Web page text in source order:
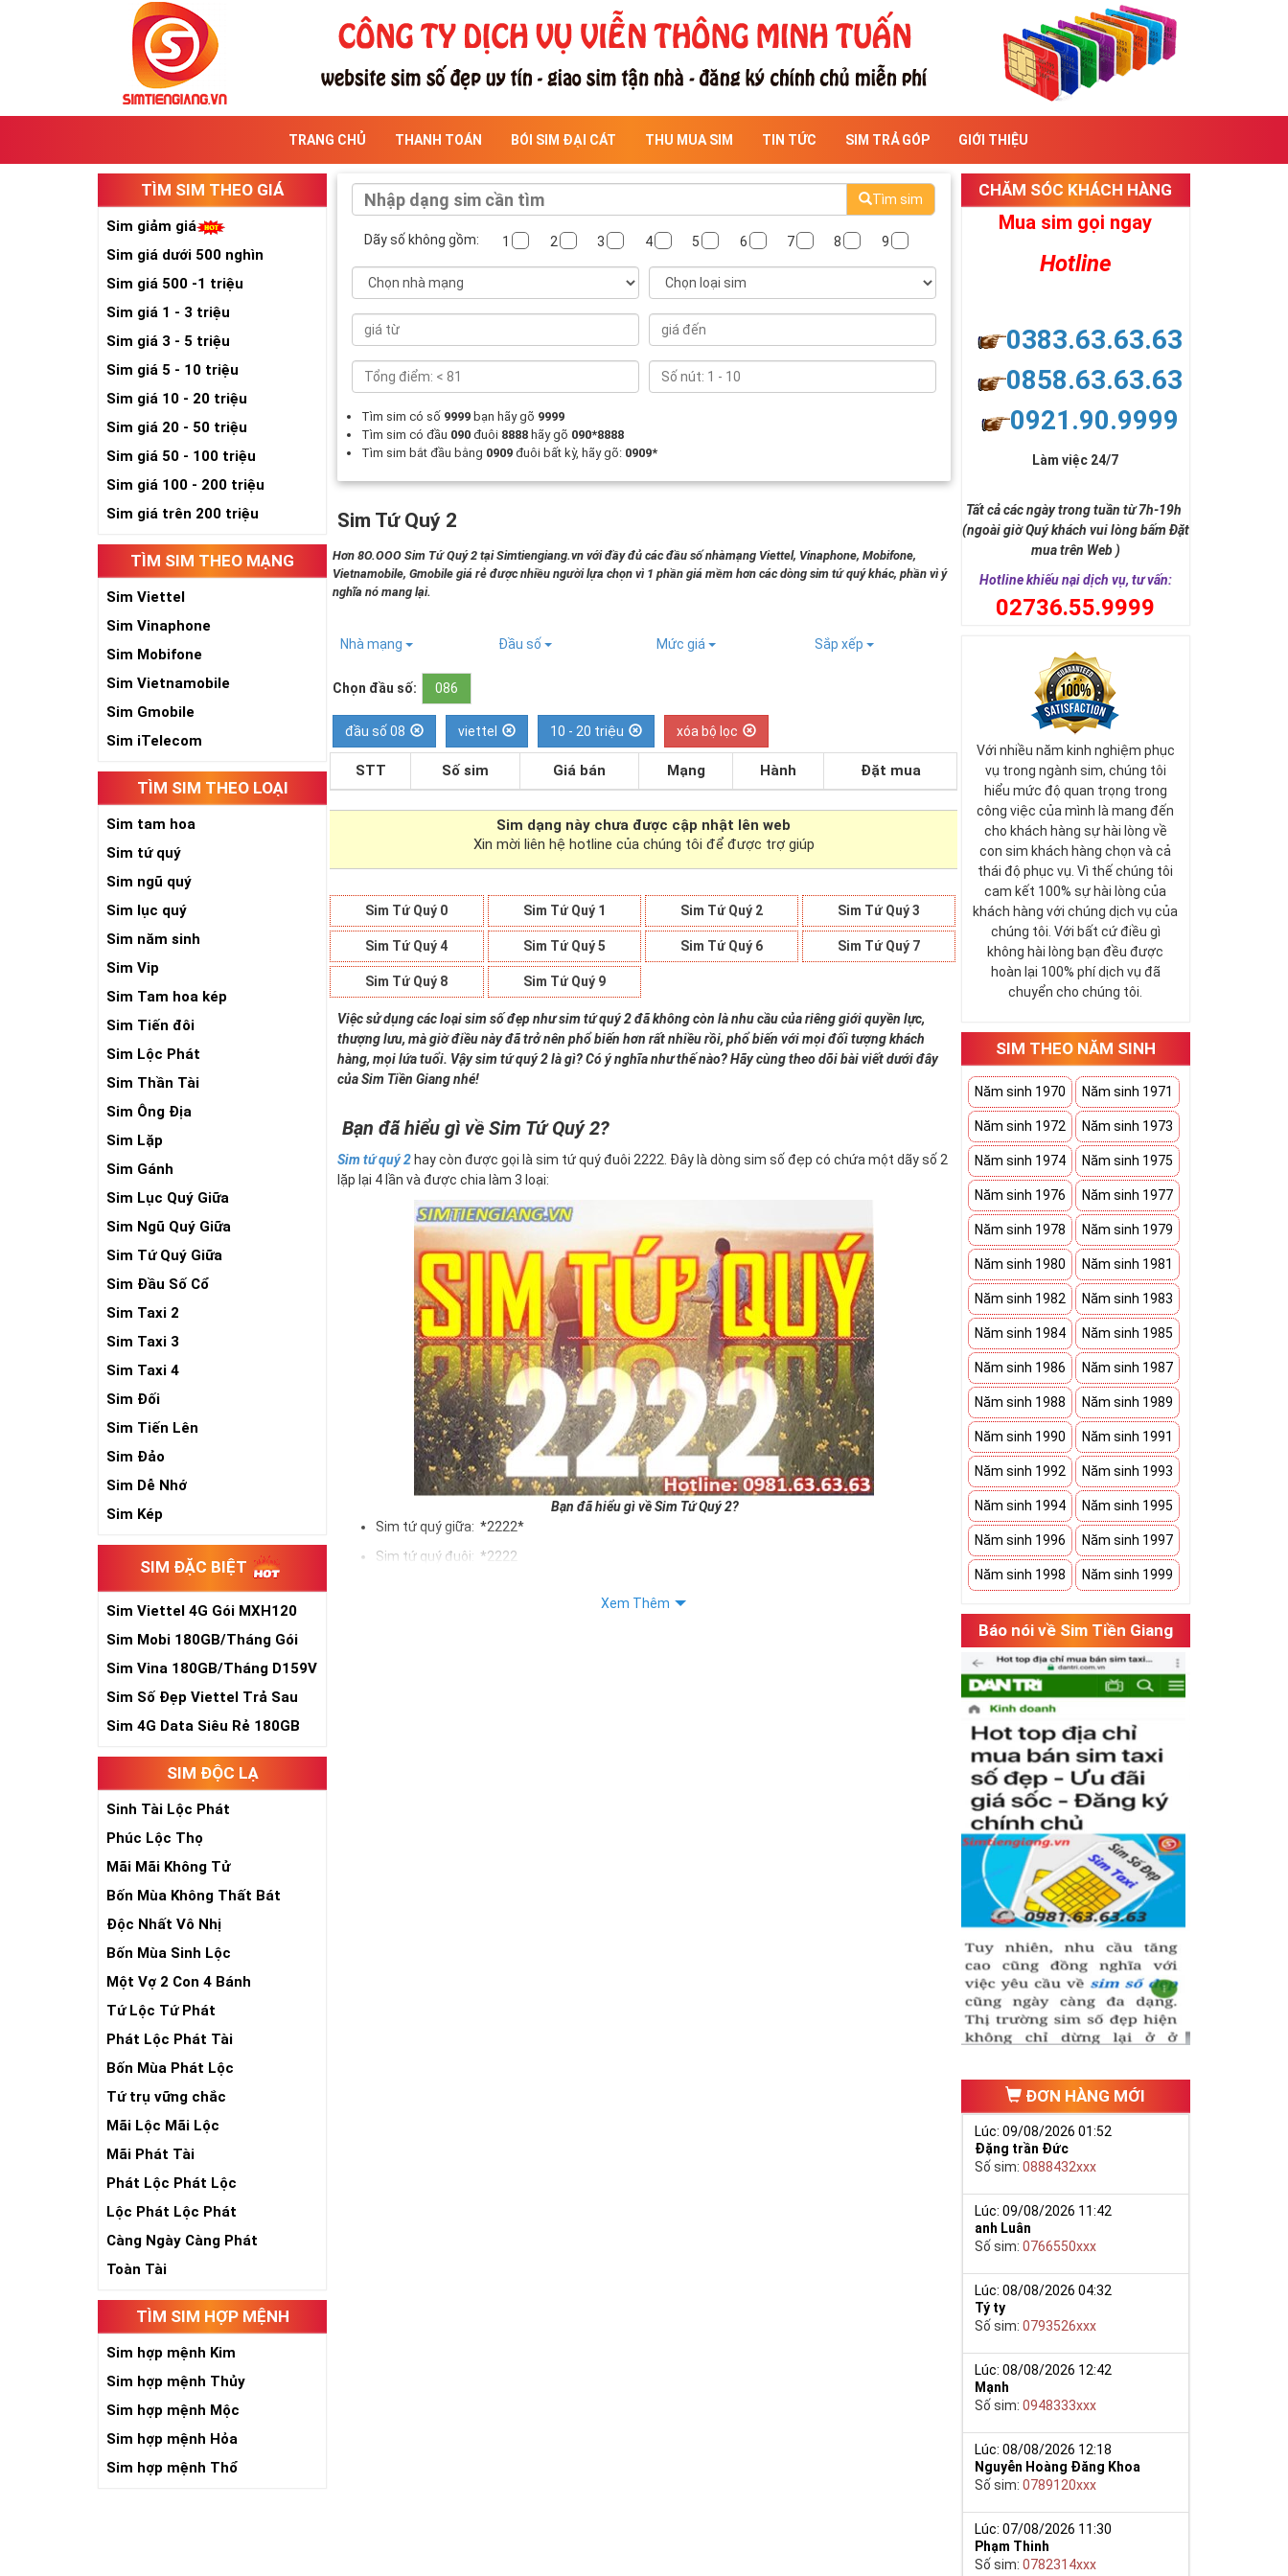
TRANG CHỦ THANH TOÁN BÓI SIM ĐẠI CÁT THU MUA SIM TIN TỨC SIM TRẢ GÓP GIỚI THIỆU
TÌM SIM THEO GIÁ
Sim giảm giá
Sim giá dưới 500 nghìn
Sim giá 500 -1 triệu
Sim giá 1 - 3 triệu
Sim giá 3 - 5 triệu
Sim giá 5 - 10 triệu
Sim giá 10 - 20 triệu
Sim giá 20 - 50 triệu
Sim giá 50 - 100 triệu
Sim giá 100 - 200 triệu
Sim giá trên 200 triệu
TÌM SIM THEO MẠNG
Sim Viettel
Sim Vinaphone
Sim Mobifone
Sim Vietnamobile
Sim Gmobile
Sim iTelecom
TÌM SIM THEO LOẠI
Sim tam hoa
Sim tứ quý
Sim ngũ quý
Sim lục quý
Sim năm sinh
Sim Vip
Sim Tam hoa kép
Sim Tiến đôi
Sim Lộc Phát
Sim Thần Tài
Sim Ông Địa
Sim Lặp
Sim Gánh
Sim Lục Quý Giữa
Sim Ngũ Quý Giữa
Sim Tứ Quý Giữa
Sim Đầu Số Cổ
Sim Taxi 2
Sim Taxi 3
Sim Taxi 4
Sim Đối
Sim Tiến Lên
Sim Đảo
Sim Dễ Nhớ
Sim Kép
SIM ĐẶC BIỆT
Sim Viettel 4G Gói MXH120
Siêu Rẻ
Sim Mobi 180GB/Tháng Gói
TK159
Sim Vina 180GB/Tháng D159V
Sim Số Đẹp Viettel Trả Sau
Sim 4G Data Siêu Rẻ 180GB
SIM ĐỘC LẠ
Sinh Tài Lộc Phát
Phúc Lộc Thọ
Mãi Mãi Không Tử
Bốn Mùa Không Thất Bát
Độc Nhất Vô Nhị
Bốn Mùa Sinh Lộc
Một Vợ 2 Con 4 Bánh
Tứ Lộc Tứ Phát
Phát Lộc Phát Tài
Bốn Mùa Phát Lộc
Tứ trụ vững chắc
Mãi Lộc Mãi Lộc
Mãi Phát Tài
Phát Lộc Phát Lộc
Lộc Phát Lộc Phát
Càng Ngày Càng Phát
Toàn Tài
TÌM SIM HỢP MỆNH
Sim hợp mệnh Kim
Sim hợp mệnh Thủy
Sim hợp mệnh Mộc
Sim hợp mệnh Hỏa
Sim hợp mệnh Thổ
Tìm sim
Dãy số không gồm: 1 2 3 4 5 6 7 8 9
Tìm sim có số 9999 bạn hãy gõ 9999
Tìm sim có đầu 090đuôi 8888 hãy gõ 090*8888
Tìm sim bắt đầu bằng 0909 đuôi bất kỳ, hãy gõ: 0909*
Sim Tứ Quý 2
Hơn 8O.OOO Sim Tứ Quý 2 tại Simtiengiang.vn với đầy đủ các đầu số nhàmạng Viettel, Vinaphone, Mobifone,
Vietnamobile, Gmobile giá rẻ được nhiều người lựa chọn vì 1 phần giá mềm hơn các dòng sim tứ quý khác, phần vì ý
nghĩa nó mang lại.
Nhà mạng Đầu số Mức giá Sắp xếp
Chọn đầu số: 086
đầu số 08 viettel 10 - 20 triệu xóa bộ lọc
STT Số sim Giá bán Mạng Hành Đặt mua
Sim dạng này chưa được cập nhật lên web
Xin mời liên hệ hotline của chúng tôi để được trợ giúp
Sim Tứ Quý 0 Sim Tứ Quý 1 Sim Tứ Quý 2 Sim Tứ Quý 3
Sim Tứ Quý 4 Sim Tứ Quý 5 Sim Tứ Quý 6 Sim Tứ Quý 7
Sim Tứ Quý 8 Sim Tứ Quý 9
Việc sử dụng các loại sim số đẹp như sim tứ quý 2 đã không còn là nhu cầu của riêng giới quyền lực,
thượng lưu, mà giờ điều này đã trở nên phổ biến hơn rất nhiều rồi, phổ biến với mọi đối tượng khách
hàng, mọi lứa tuổi. Vậy sim tứ quý 2 là gì? Có ý nghĩa như thế nào? Hãy cùng theo dõi bài viết dưới đây
của Sim Tiền Giang nhé!
Bạn đã hiểu gì về Sim Tứ Quý 2?
Sim tứ quý 2 hay còn được gọi là sim tứ quý đuôi 2222. Đây là dòng sim số đẹp có chứa một dãy số 2
lặp lại 4 lần và được chia làm 3 loại:
Bạn đã hiểu gì về Sim Tứ Quý 2?
Sim tứ quý giữa: *2222*
Sim tứ quý đuôi: *2222
Xem Thêm
CHĂM SÓC KHÁCH HÀNG
Mua sim gọi ngay
Hotline
0383.63.63.63
0858.63.63.63
0921.90.9999
Làm việc 24/7
Tất cả các ngày trong tuần từ 7h-19h
(ngoài giờ Quý khách vui lòng bấm Đặt
mua trên Web )
Hotline khiếu nại dịch vụ, tư vấn:
02736.55.9999
Với nhiều năm kinh nghiệm phục
vụ trong ngành sim, chúng tôi
hiểu mức độ quan trọng trong
công việc của mình là mang đến
cho khách hàng sự hài lòng về
con sim khách hàng chọn và cả
thái độ phục vụ. Vì thế chúng tôi
cam kết 100% sự hài lòng của
khách hàng với chúng dịch vụ của
chúng tôi. Với bất cứ điều gì
không hài lòng bạn đều được
hoàn lại 100% phí dịch vụ đã
chuyển cho chúng tôi.
SIM THEO NĂM SINH
Năm sinh 1970 Năm sinh 1971
Năm sinh 1972 Năm sinh 1973
Năm sinh 1974 Năm sinh 1975
Năm sinh 1976 Năm sinh 1977
Năm sinh 1978 Năm sinh 1979
Năm sinh 1980 Năm sinh 1981
Năm sinh 1982 Năm sinh 1983
Năm sinh 1984 Năm sinh 1985
Năm sinh 1986 Năm sinh 1987
Năm sinh 1988 Năm sinh 1989
Năm sinh 1990 Năm sinh 1991
Năm sinh 1992 Năm sinh 1993
Năm sinh 1994 Năm sinh 1995
Năm sinh 1996 Năm sinh 1997
Năm sinh 1998 Năm sinh 1999
Báo nói về Sim Tiền Giang
ĐƠN HÀNG MỚI
Lúc: 09/08/2026 01:52
Đặng trần Đức
Số sim:0888432xxx
Lúc: 09/08/2026 11:42
anh Luân
Số sim:0766550xxx
Lúc: 08/08/2026 04:32
Tý ty
Số sim:0793526xxx
Lúc: 08/08/2026 12:42
Mạnh
Số sim:0948333xxx
Lúc: 08/08/2026 12:18
Nguyễn Hoàng Đăng Khoa
Số sim:0789120xxx
Lúc: 07/08/2026 11:30
Phạm Thinh
Số sim:0782314xxx